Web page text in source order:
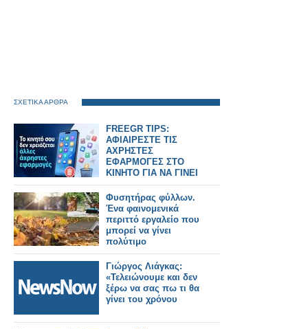
ΣΧΕΤΙΚΑ ΑΡΘΡΑ
FREEGR TIPS:
ΑΦΙΑΙΡΕΣΤΕ ΤΙΣ
ΑΧΡΗΣΤΕΣ
ΕΦΑΡΜΟΓΕΣ ΣΤΟ
ΚΙΝΗΤΟ ΓΙΑ ΝΑ ΓΙΝΕΙ
ΠΙΟ ΓΡΗΓΟΡΟ
Φυσητήρας φύλλων.
Ένα φαινομενικά
περιττό εργαλείο που
μπορεί να γίνει
πολύτιμο
Γιώργος Λιάγκας:
«Τελειώνουμε και δεν
ξέρω να σας πω τι θα
γίνει του χρόνου